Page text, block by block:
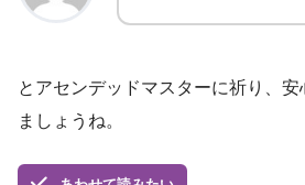
とアセンデッドマスターに祈り、安
ましょうね。